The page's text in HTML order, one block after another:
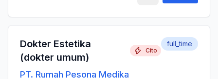
Dokter Estetika
(dokter umum)
Cito
PT. Rumah Pesona Medika
full_time